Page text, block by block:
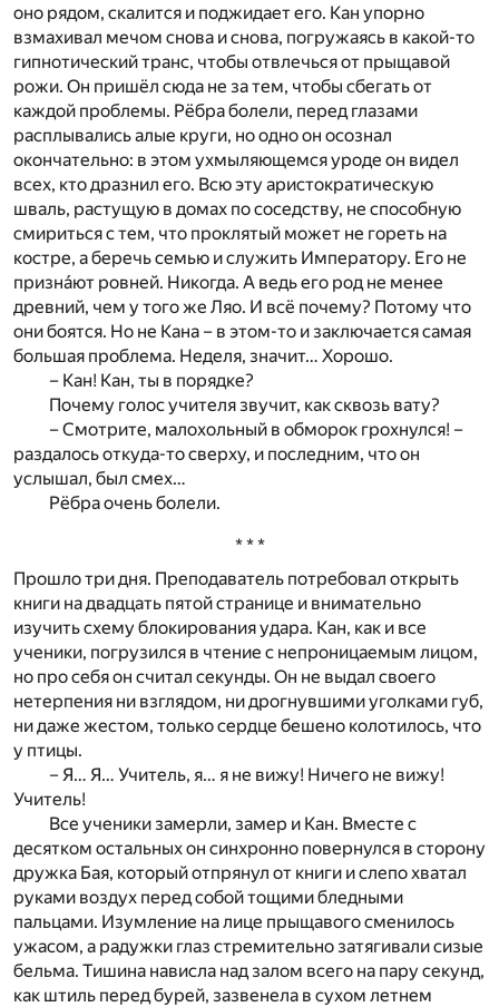
оно рядом, скалится и поджидает его. Кан упорно
взмахивал мечом снова и снова, погружаясь в какой-то
гипнотический транс, чтобы отвлечься от прыщавой
рожи. Он пришёл сюда не за тем, чтобы сбегать от
каждой проблемы. Рёбра болели, перед глазами
расплывались алые круги, но одно он осознал
окончательно: в этом ухмыляющемся уроде он видел
всех, кто дразнил его. Всю эту аристократическую
шваль, растущую в домах по соседству, не способную
смириться с тем, что проклятый может не гореть на
костре, а беречь семью и служить Императору. Его не
призна́ют ровней. Никогда. А ведь его род не менее
древний, чем у того же Ляо. И всё почему? Потому что
они боятся. Но не Кана – в этом-то и заключается самая
большая проблема. Неделя, значит… Хорошо.
– Кан! Кан, ты в порядке?
Почему голос учителя звучит, как сквозь вату?
– Смотрите, малохольный в обморок грохнулся! –
раздалось откуда-то сверху, и последним, что он
услышал, был смех…
Рёбра очень болели.
* * *
Прошло три дня. Преподаватель потребовал открыть
книги на двадцать пятой странице и внимательно
изучить схему блокирования удара. Кан, как и все
ученики, погрузился в чтение с непроницаемым лицом,
но про себя он считал секунды. Он не выдал своего
нетерпения ни взглядом, ни дрогнувшими уголками губ,
ни даже жестом, только сердце бешено колотилось, что
у птицы.
– Я… Я… Учитель, я… я не вижу! Ничего не вижу!
Учитель!
Все ученики замерли, замер и Кан. Вместе с
десятком остальных он синхронно повернулся в сторону
дружка Бая, который отпрянул от книги и слепо хватал
руками воздух перед собой тощими бледными
пальцами. Изумление на лице прыщавого сменилось
ужасом, а радужки глаз стремительно затягивали сизые
бельма. Тишина нависла над залом всего на пару секунд,
как штиль перед бурей, зазвенела в сухом летнем